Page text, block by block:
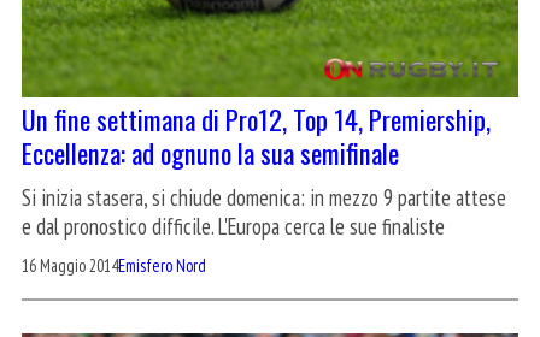
Un fine settimana di Pro12, Top 14, Premiership,
Eccellenza: ad ognuno la sua semifinale
Si inizia stasera, si chiude domenica: in mezzo 9 partite attese
e dal pronostico difficile. L'Europa cerca le sue finaliste
16 Maggio 2014Emisfero Nord